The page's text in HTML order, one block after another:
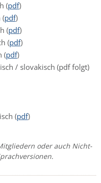
(pdf)
(pdf)
(pdf)
(pdf)
(pdf)
/ slovakisch (pdf folgt)
(pdf)
oder auch Nicht-